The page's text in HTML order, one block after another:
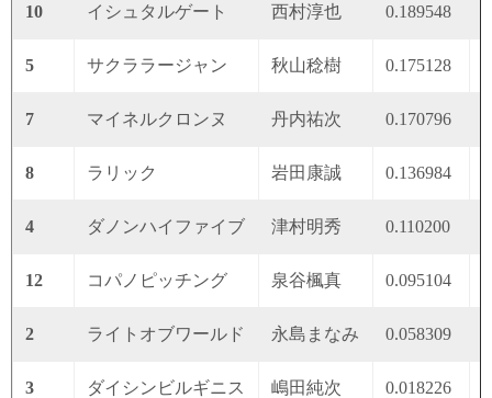
10 イシュタルゲート 西村淳也 0.189548
5 サクララージャン 秋山稔樹 0.175128
7 マイネルクロンヌ 丹内祐次 0.170796
8 ラリック 岩田康誠 0.136984
4 ダノンハイファイブ 津村明秀 0.110200
12 コパノピッチング 泉谷楓真 0.095104
2 ライトオブワールド 永島まなみ 0.058309
3 ダイシンビルギニス 嶋田純次 0.018226